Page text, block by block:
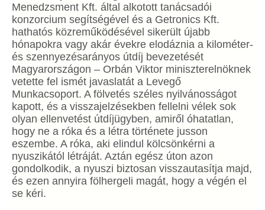
Menedzsment Kft. által alkotott tanácsadói
konzorcium segítségével és a Getronics Kft.
hathatós közreműködésével sikerült újabb
hónapokra vagy akár évekre elodáznia a kilométer-
és szennyezésarányos útdíj bevezetését
Magyarországon – Orbán Viktor miniszterelnöknek
vetette fel ismét javaslatát a Levegő
Munkacsoport. A fölvetés széles nyilvánosságot
kapott, és a visszajelzésekben fellelni vélek sok
olyan ellenvetést útdíjügyben, amiről óhatatlan,
hogy ne a róka és a létra története jusson
eszembe. A róka, aki elindul kölcsönkérni a
nyuszikától létráját. Aztán egész úton azon
gondolkodik, a nyuszi biztosan visszautasítja majd,
és ezen annyira fölhergeli magát, hogy a végén el
se kéri.